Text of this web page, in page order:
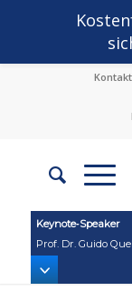
Kontakt
Keynote‑Speaker
Prof. Dr. Guido